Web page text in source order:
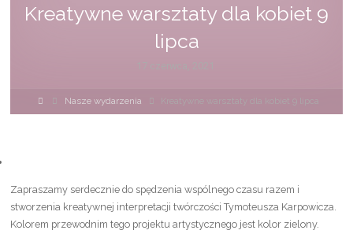
Kreatywne warsztaty dla kobiet 9
lipca
Strona
główna
Nasze wydarzenia Kreatywne warsztaty dla kobiet 9 lipca
Zapraszamy serdecznie do spędzenia wspólnego czasu razem i
stworzenia kreatywnej interpretacji twórczości Tymoteusza Karpowicza.
Kolorem przewodnim tego projektu artystycznego jest kolor zielony.